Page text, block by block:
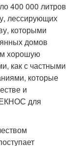
400 000 литров
лессирующих
которыми
домов
хорошую
как с частными
которые
и
для